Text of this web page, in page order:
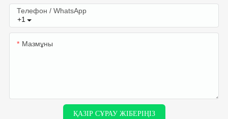
+1
Телефон / WhatsApp
Мазмұны
ҚАЗІР СҰРАУ ЖІБЕРІҢІЗ